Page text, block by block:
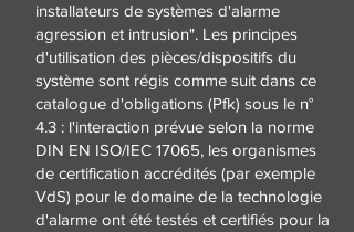
installateurs de systèmes d'alarme
agression et intrusion". Les principes
d'utilisation des pièces/dispositifs du
système sont régis comme suit dans ce
catalogue d'obligations (Pfk) sous le n°
4.3 : l'interaction prévue selon la norme
DIN EN ISO/IEC 17065, les organismes
de certification accrédités (par exemple
VdS) pour le domaine de la technologie
d'alarme ont été testés et certifiés pour la